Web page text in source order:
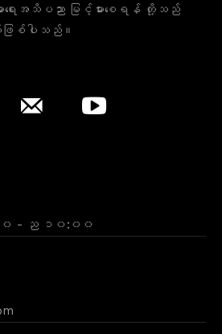
မာရေးအသိပညာ မြင့်မားစေရန် တို့သည်
ဖြစ်ပါသည်။
- ည ၁၀:၀၀